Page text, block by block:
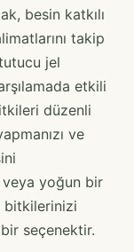
besin katkılı
takip
jel
etkili
düzenli
ve
yoğun bir
bitkilerinizi
bir seçenektir.